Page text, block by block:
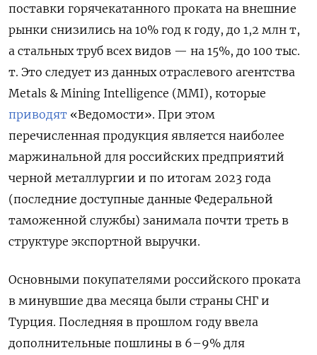
поставки горячекатанного проката на внешние
рынки снизились на 10% год к году, до 1,2 млн т,
а стальных труб всех видов — на 15%, до 100 тыс.
т. Это следует из данных отраслевого агентства
Metals & Mining Intelligence (MMI), которые
приводят «Ведомости». При этом
перечисленная продукция является наиболее
маржинальной для российских предприятий
черной металлургии и по итогам 2023 года
(последние доступные данные Федеральной
таможенной службы) занимала почти треть в
структуре экспортной выручки.
Основными покупателями российского проката
в минувшие два месяца были страны СНГ и
Турция. Последняя в прошлом году ввела
дополнительные пошлины в 6–9% для